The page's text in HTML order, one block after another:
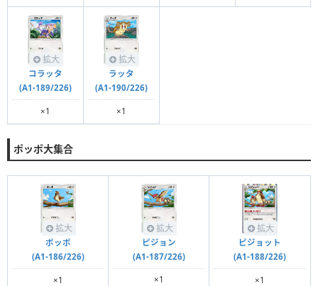
拡大
コラッタ
(A1-189/226)
×1
拡大
ラッタ
(A1-190/226)
×1
ポッポ大集合
拡大
ポッポ
(A1-186/226)
×1
拡大
ピジョン
(A1-187/226)
×1
拡大
ピジョット
(A1-188/226)
×1